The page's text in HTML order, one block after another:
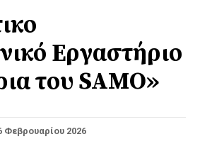
Εργαστήριο
του SAMO»
Φεβρουαρίου 2026